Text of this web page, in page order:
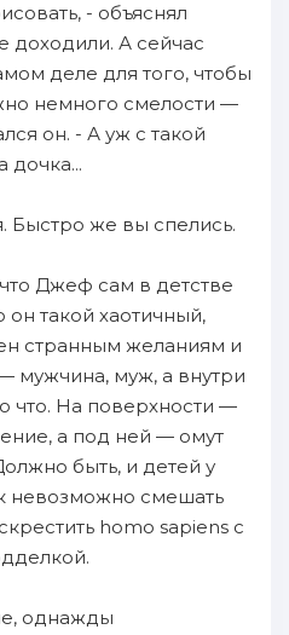
- объяснял
доходили. А сейчас
деле для того, чтобы
немного смелости —
он. - А уж с такой
дочка...
Быстро же вы спелись.
Джеф сам в детстве
он такой хаотичный,
странным желаниям и
мужчина, муж, а внутри
что. На поверхности —
а под ней — омут
быть, и детей у
невозможно смешать
homo sapiens с
однажды